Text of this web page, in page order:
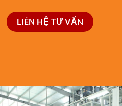
LIÊN HỆ TƯ VẤN